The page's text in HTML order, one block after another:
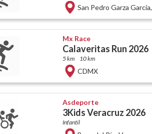
San Pedro Garza García,
Mx Race
Calaveritas Run 2026
5 km 10 km
CDMX
Asdeporte
3Kids Veracruz 2026
Infantil